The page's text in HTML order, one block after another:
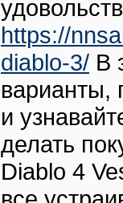
https://
diablo-3/ В
варианты,
и
делать
Diablo 4